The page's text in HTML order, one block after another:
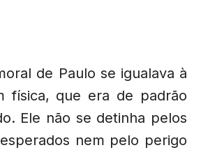
de Paulo se igualava à
física, que era de padrão
Ele não se detinha pelos
nem pelo perigo